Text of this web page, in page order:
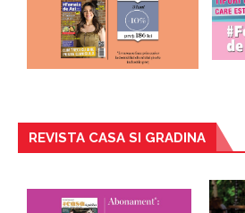
REVISTA CASA SI GRADINA